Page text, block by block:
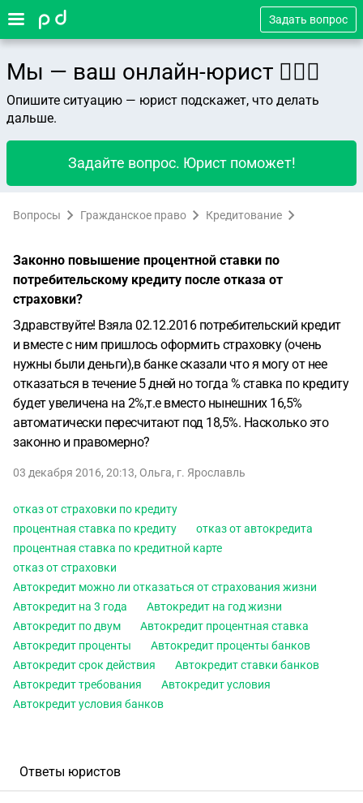
Задать вопрос
Мы — ваш онлайн-юрист 👨🏻‍⚖️
Опишите ситуацию — юрист подскажет, что делать
дальше.
Задайте вопрос. Юрист поможет!
Вопросы Гражданское право Кредитование
Законно повышение процентной ставки по
потребительскому кредиту после отказа от
страховки?
Здравствуйте! Взяла 02.12.2016 потребительский кредит
и вместе с ним пришлось оформить страховку (очень
нужны были деньги),в банке сказали что я могу от нее
отказаться в течение 5 дней но тогда % ставка по кредиту
будет увеличена на 2%,т.е вместо нынешних 16,5%
автоматически пересчитают под 18,5%. Насколько это
законно и правомерно?
03 декабря 2016, 20:13, Ольга, г. Ярославль
отказ от страховки по кредиту
процентная ставка по кредиту
отказ от автокредита
процентная ставка по кредитной карте
отказ от страховки
Автокредит можно ли отказаться от страхования жизни
Автокредит на 3 года
Автокредит на год жизни
Автокредит по двум
Автокредит процентная ставка
Автокредит проценты
Автокредит проценты банков
Автокредит срок действия
Автокредит ставки банков
Автокредит требования
Автокредит условия
Автокредит условия банков
Ответы юристов